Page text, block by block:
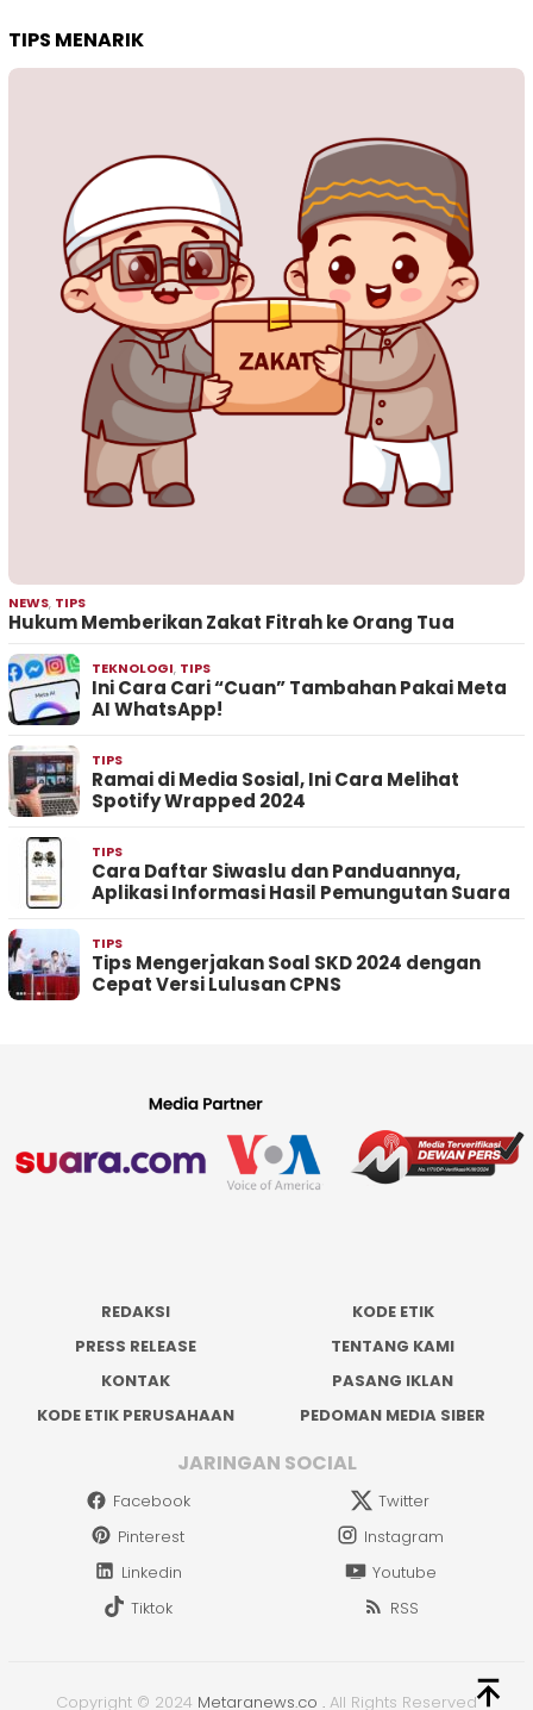
TIPS MENARIK
NEWS, TIPS
Hukum Memberikan Zakat Fitrah ke Orang Tua
TEKNOLOGI, TIPS
Ini Cara Cari “Cuan” Tambahan Pakai Meta
AI WhatsApp!
TIPS
Ramai di Media Sosial, Ini Cara Melihat
Spotify Wrapped 2024
TIPS
Cara Daftar Siwaslu dan Panduannya,
Aplikasi Informasi Hasil Pemungutan Suara
TIPS
Tips Mengerjakan Soal SKD 2024 dengan
Cepat Versi Lulusan CPNS
REDAKSI
KODE ETIK
PRESS RELEASE
TENTANG KAMI
KONTAK
PASANG IKLAN
KODE ETIK PERUSAHAAN
PEDOMAN MEDIA SIBER
JARINGAN SOCIAL
Facebook
Twitter
Pinterest
Instagram
Linkedin
Youtube
Tiktok
RSS
Copyright © 2024 Metaranews.co . All Rights Reserved